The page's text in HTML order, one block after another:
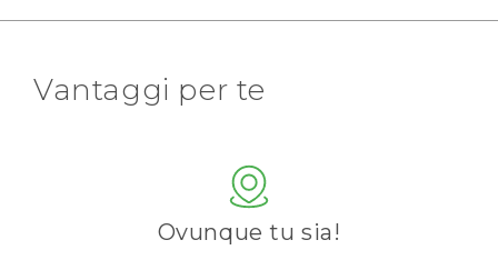
Vantaggi per te
Ovunque tu sia!